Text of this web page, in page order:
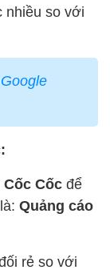
nhiều so với
Cốc để
Quảng cáo
rẻ so với